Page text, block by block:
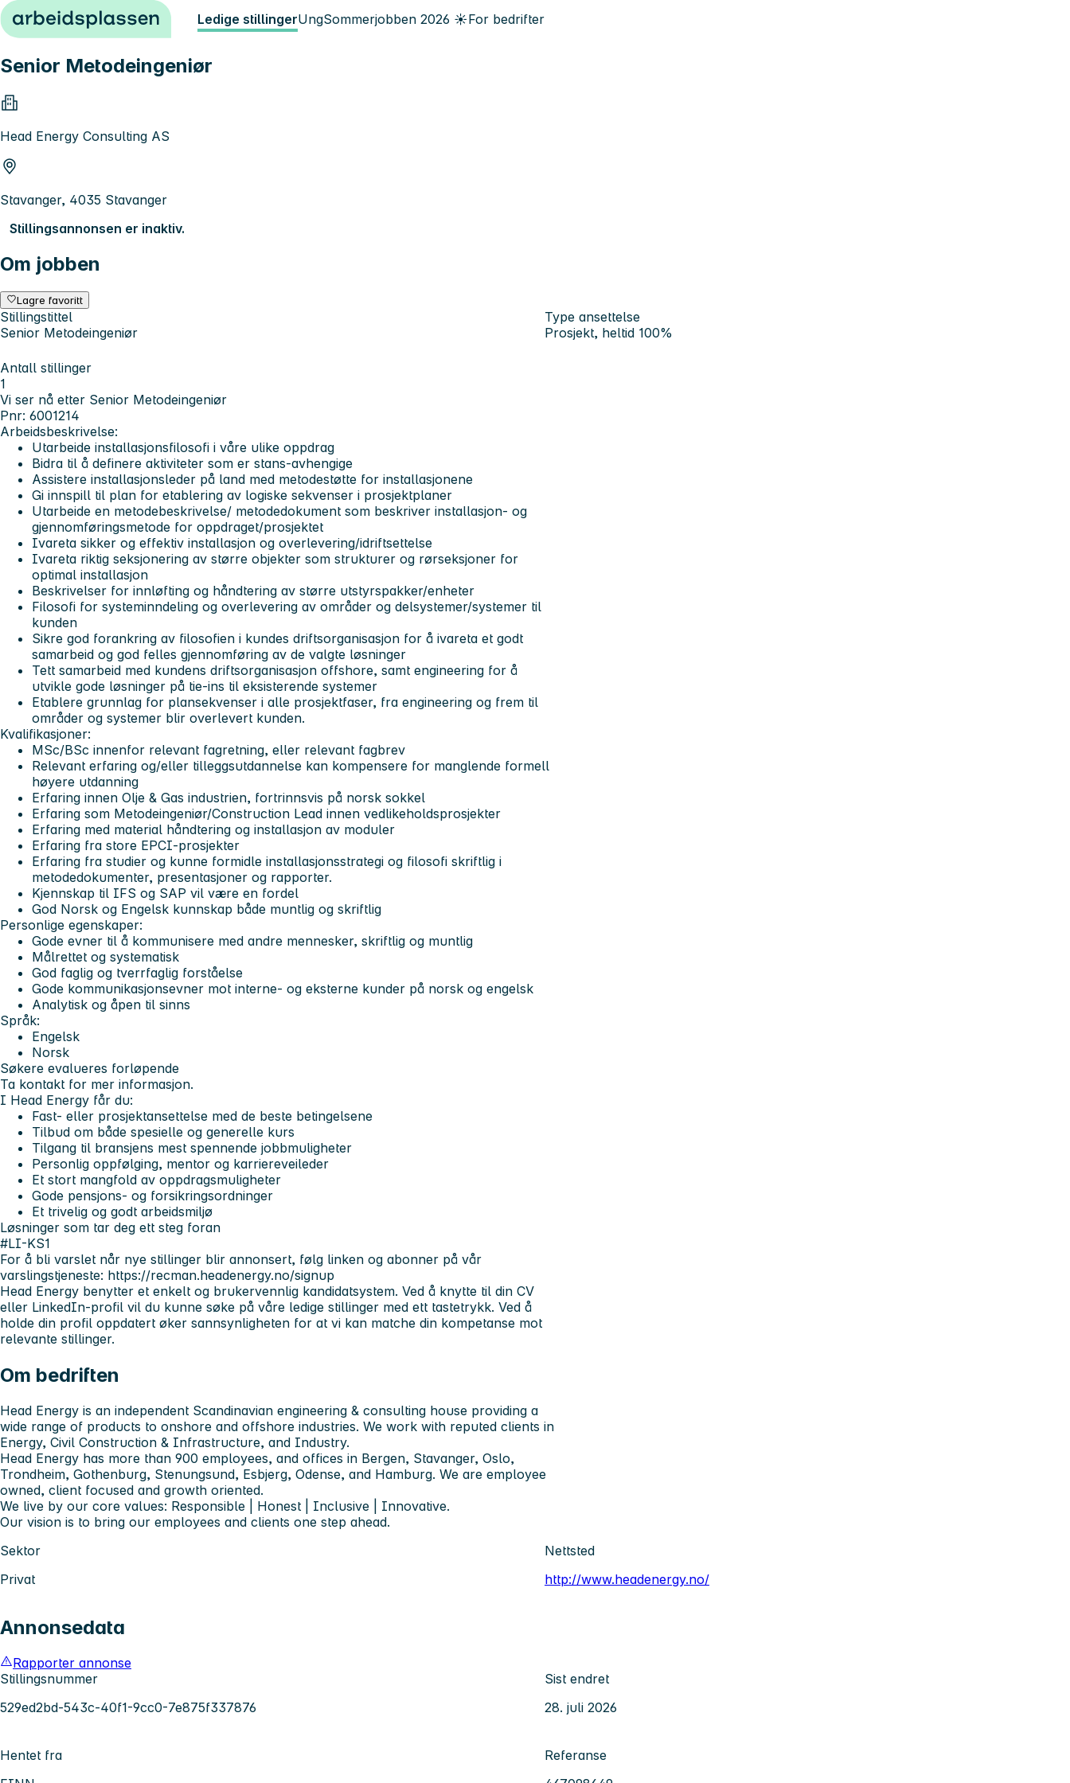
Hopp til innhold Ledige stillingerUngSommerjobben 2026 ☀️For bedrifter
Senior Metodeingeniør
Head Energy Consulting AS
Stavanger, 4035 Stavanger
Stillingsannonsen er inaktiv.
Om jobben
Lagre favoritt
Stillingstittel
Senior Metodeingeniør
Type ansettelse
Prosjekt, heltid 100%
Antall stillinger
1
Vi ser nå etter Senior Metodeingeniør
Pnr: 6001214
Arbeidsbeskrivelse:
Utarbeide installasjonsfilosofi i våre ulike oppdrag
Bidra til å definere aktiviteter som er stans-avhengige
Assistere installasjonsleder på land med metodestøtte for installasjonene
Gi innspill til plan for etablering av logiske sekvenser i prosjektplaner
Utarbeide en metodebeskrivelse/ metodedokument som beskriver installasjon- og
gjennomføringsmetode for oppdraget/prosjektet
Ivareta sikker og effektiv installasjon og overlevering/idriftsettelse
Ivareta riktig seksjonering av større objekter som strukturer og rørseksjoner for
optimal installasjon
Beskrivelser for innløfting og håndtering av større utstyrspakker/enheter
Filosofi for systeminndeling og overlevering av områder og delsystemer/systemer til
kunden
Sikre god forankring av filosofien i kundes driftsorganisasjon for å ivareta et godt
samarbeid og god felles gjennomføring av de valgte løsninger
Tett samarbeid med kundens driftsorganisasjon offshore, samt engineering for å
utvikle gode løsninger på tie-ins til eksisterende systemer
Etablere grunnlag for plansekvenser i alle prosjektfaser, fra engineering og frem til
områder og systemer blir overlevert kunden.
Kvalifikasjoner:
MSc/BSc innenfor relevant fagretning, eller relevant fagbrev
Relevant erfaring og/eller tilleggsutdannelse kan kompensere for manglende formell
høyere utdanning
Erfaring innen Olje & Gas industrien, fortrinnsvis på norsk sokkel
Erfaring som Metodeingeniør/Construction Lead innen vedlikeholdsprosjekter
Erfaring med material håndtering og installasjon av moduler
Erfaring fra store EPCI-prosjekter
Erfaring fra studier og kunne formidle installasjonsstrategi og filosofi skriftlig i
metodedokumenter, presentasjoner og rapporter.
Kjennskap til IFS og SAP vil være en fordel
God Norsk og Engelsk kunnskap både muntlig og skriftlig
Personlige egenskaper:
Gode evner til å kommunisere med andre mennesker, skriftlig og muntlig
Målrettet og systematisk
God faglig og tverrfaglig forståelse
Gode kommunikasjonsevner mot interne- og eksterne kunder på norsk og engelsk
Analytisk og åpen til sinns
Språk:
Engelsk
Norsk
Søkere evalueres forløpende
Ta kontakt for mer informasjon.
I Head Energy får du:
Fast- eller prosjektansettelse med de beste betingelsene
Tilbud om både spesielle og generelle kurs
Tilgang til bransjens mest spennende jobbmuligheter
Personlig oppfølging, mentor og karriereveileder
Et stort mangfold av oppdragsmuligheter
Gode pensjons- og forsikringsordninger
Et trivelig og godt arbeidsmiljø
Løsninger som tar deg ett steg foran
#LI-KS1
For å bli varslet når nye stillinger blir annonsert, følg linken og abonner på vår
varslingstjeneste: https://recman.headenergy.no/signup
Head Energy benytter et enkelt og brukervennlig kandidatsystem. Ved å knytte til din CV
eller LinkedIn-profil vil du kunne søke på våre ledige stillinger med ett tastetrykk. Ved å
holde din profil oppdatert øker sannsynligheten for at vi kan matche din kompetanse mot
relevante stillinger.
Om bedriften
Head Energy is an independent Scandinavian engineering & consulting house providing a
wide range of products to onshore and offshore industries. We work with reputed clients in
Energy, Civil Construction & Infrastructure, and Industry.
Head Energy has more than 900 employees, and offices in Bergen, Stavanger, Oslo,
Trondheim, Gothenburg, Stenungsund, Esbjerg, Odense, and Hamburg. We are employee
owned, client focused and growth oriented.
We live by our core values: Responsible | Honest | Inclusive | Innovative.
Our vision is to bring our employees and clients one step ahead.
Sektor
Privat
Nettsted
http://www.headenergy.no/
Annonsedata
Rapporter annonse
Stillingsnummer
529ed2bd-543c-40f1-9cc0-7e875f337876
Sist endret
28. juli 2026
Hentet fra
Referanse